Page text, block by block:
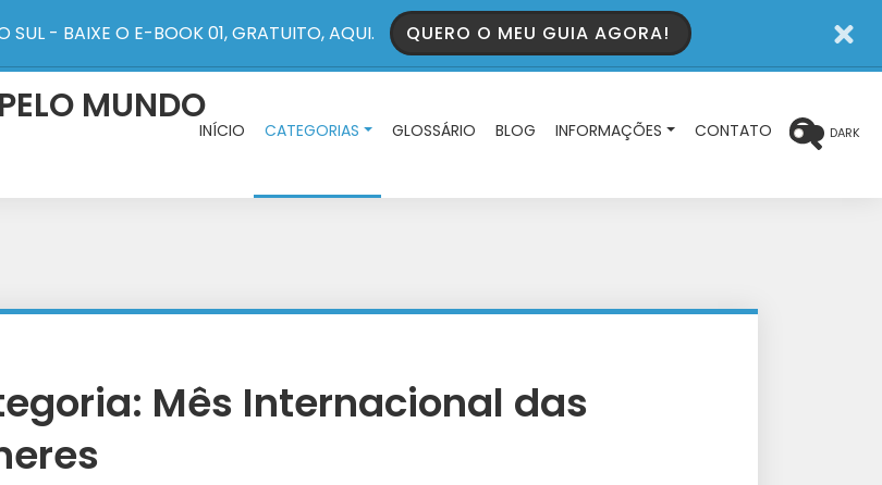
SUL - BAIXE O E-BOOK 01, GRATUITO, AQUI. QUERO O MEU GUIA AGORA!
INÍCIO CATEGORIAS GLOSSÁRIO BLOG INFORMAÇÕES CONTATO DARK
Mês Internacional das